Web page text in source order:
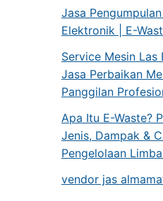
Jasa
Elektronik | E-
Service Mesin Las
Jasa Perbaikan
Panggilan
Apa Itu E-Waste?
Jenis, Dampak &
Pengelolaan
vendor jas